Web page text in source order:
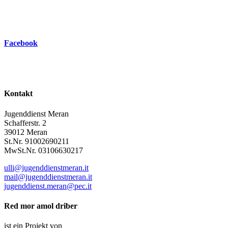
Facebook
Kontakt
Jugenddienst Meran
Schafferstr. 2
39012 Meran
St.Nr. 91002690211
MwSt.Nr. 03106630217
ulli@jugenddienstmeran.it
mail@jugenddienstmeran.it
jugenddienst.meran@pec.it
Red mor amol driber
ist ein Projekt von